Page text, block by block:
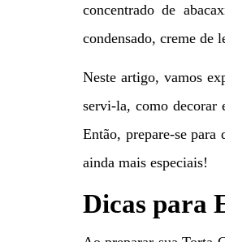
concentrado de
condensado, creme de
Neste artigo, vamos
servi-la, como decorar
Então, prepare-se para
ainda mais especiais!
Dicas para